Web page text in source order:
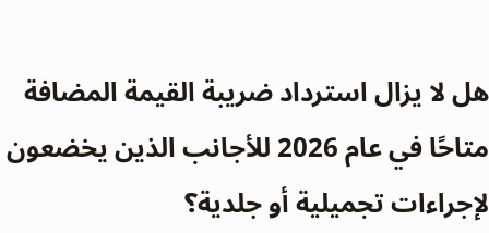
هل لا يزال استرداد ضريبة القيمة المضافة
متاحًا في عام 2026 للأجانب الذين يخضعون
لإجراءات تجميلية أو جلدية؟